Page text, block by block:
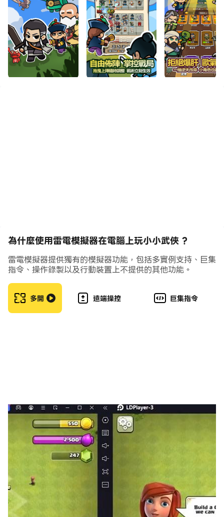
《小小武俠》結合塔防佈陣與俠客養成，不必爆肝練功，只
要動動手指排好陣，就能守住你的江湖地盤。
玩家需與戰友密切合作，將俠客部署至最關鍵的位置，以應
對愈發強大的魔物攻勢。
遊戲操作簡單明快、極易上手，結合豐富的視覺特效與引人
入勝的玩法。
分秒必爭 × 爽快清場
敵人接連來襲、節奏明快，技能連發輸出，戰鬥爽感不間斷
拒絕爆肝 × 歐氣神抽
肝是自己的，歐氣是老天的，只要手氣夠旺，路人甲也能秒
殺武聖
為什麼使用雷電模擬器在電腦上玩小小武俠 ?
雷電模擬器提供獨有的模擬器功能，包括多實例支持、巨集
指令、操作錄製以及行動裝置上不提供的其他功能。
多開 遠端操控 巨集指令